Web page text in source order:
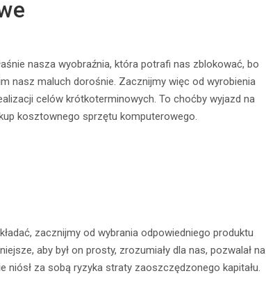
nasza wyobraźnia, która potrafi nas zblokować, bo
nasz maluch dorośnie. Zacznijmy więc od wyrobienia
celów krótkoterminowych. To choćby wyjazd na
kosztownego sprzętu komputerowego.
zacznijmy od wybrania odpowiedniego produktu
aby był on prosty, zrozumiały dla nas, pozwalał na
niósł za sobą ryzyka straty zaoszczędzonego kapitału.